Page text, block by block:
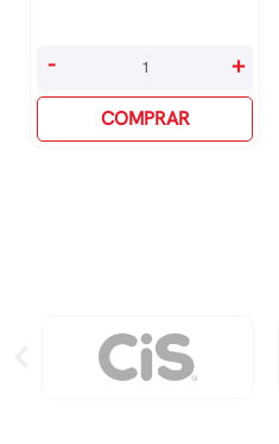
O
Fé
- +
COMPRAR